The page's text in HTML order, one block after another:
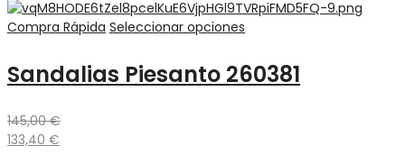
Compra Rápida Seleccionar opciones
Sandalias Piesanto 260381
145,00€
133,40 €